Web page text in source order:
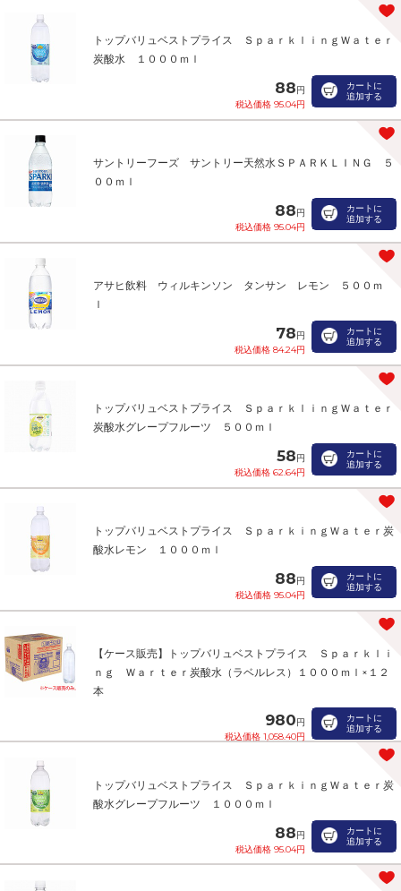
トップバリュベストプライス ＳｐａｒｋｌｉｎｇＷａｔｅｒ
炭酸水 １０００ｍｌ
88円
税込価格 95.04円
カートに
追加する
サントリーフーズ サントリー天然水ＳＰＡＲＫＬＩＮＧ ５
００ｍｌ
88円
税込価格 95.04円
カートに
追加する
アサヒ飲料 ウィルキンソン タンサン レモン ５００ｍ
ｌ
78円
税込価格 84.24円
カートに
追加する
トップバリュベストプライス ＳｐａｒｋｌｉｎｇＷａｔｅｒ
炭酸水グレープフルーツ ５００ｍｌ
58円
税込価格 62.64円
カートに
追加する
トップバリュベストプライス ＳｐａｒｋｉｎｇＷａｔｅｒ炭
酸水レモン １０００ｍｌ
88円
税込価格 95.04円
カートに
追加する
【ケース販売】トップバリュベストプライス Ｓｐａｒｋｌｉ
ｎｇ Ｗａｒｔｅｒ炭酸水（ラベルレス）１０００ｍｌ×１２
本
980円
税込価格 1,058.40円
カートに
追加する
トップバリュベストプライス ＳｐａｒｋｉｎｇＷａｔｅｒ炭
酸水グレープフルーツ １０００ｍｌ
88円
税込価格 95.04円
カートに
追加する